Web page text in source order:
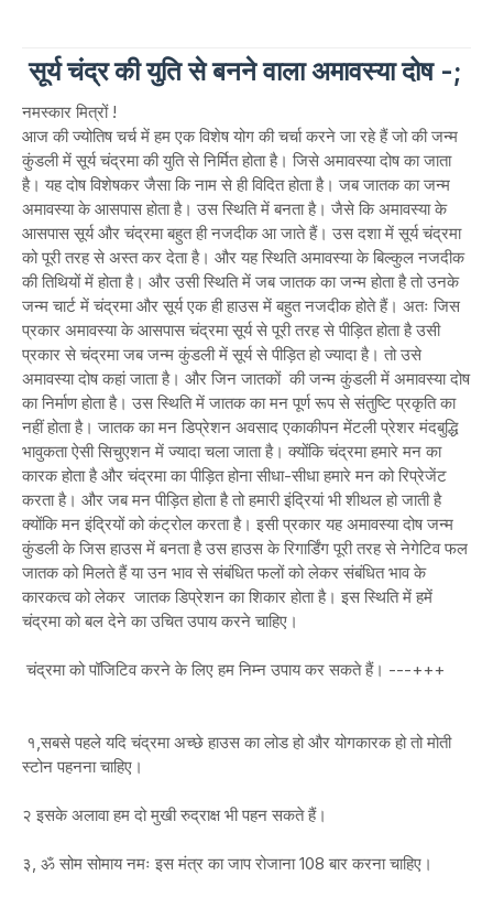
सूर्य चंद्र की युति से बनने वाला अमावस्या दोष -;
नमस्कार मित्रों !
आज की ज्योतिष चर्च में हम एक विशेष योग की चर्चा करने जा रहे हैं जो की जन्म
कुंडली में सूर्य चंद्रमा की युति से निर्मित होता है। जिसे अमावस्या दोष का जाता
है। यह दोष विशेषकर जैसा कि नाम से ही विदित होता है। जब जातक का जन्म
अमावस्या के आसपास होता है। उस स्थिति में बनता है। जैसे कि अमावस्या के
आसपास सूर्य और चंद्रमा बहुत ही नजदीक आ जाते हैं। उस दशा में सूर्य चंद्रमा
को पूरी तरह से अस्त कर देता है। और यह स्थिति अमावस्या के बिल्कुल नजदीक
की तिथियों में होता है। और उसी स्थिति में जब जातक का जन्म होता है तो उनके
जन्म चार्ट में चंद्रमा और सूर्य एक ही हाउस में बहुत नजदीक होते हैं। अतः जिस
प्रकार अमावस्या के आसपास चंद्रमा सूर्य से पूरी तरह से पीड़ित होता है उसी
प्रकार से चंद्रमा जब जन्म कुंडली में सूर्य से पीड़ित हो ज्यादा है। तो उसे
अमावस्या दोष कहां जाता है। और जिन जातकों की जन्म कुंडली में अमावस्या दोष
का निर्माण होता है। उस स्थिति में जातक का मन पूर्ण रूप से संतुष्टि प्रकृति का
नहीं होता है। जातक का मन डिप्रेशन अवसाद एकाकीपन मेंटली प्रेशर मंदबुद्धि
भावुकता ऐसी सिचुएशन में ज्यादा चला जाता है। क्योंकि चंद्रमा हमारे मन का
कारक होता है और चंद्रमा का पीड़ित होना सीधा-सीधा हमारे मन को रिप्रेजेंट
करता है। और जब मन पीड़ित होता है तो हमारी इंद्रियां भी शीथल हो जाती है
क्योंकि मन इंद्रियों को कंट्रोल करता है। इसी प्रकार यह अमावस्या दोष जन्म
कुंडली के जिस हाउस में बनता है उस हाउस के रिगार्डिंग पूरी तरह से नेगेटिव फल
जातक को मिलते हैं या उन भाव से संबंधित फलों को लेकर संबंधित भाव के
कारकत्व को लेकर जातक डिप्रेशन का शिकार होता है। इस स्थिति में हमें
चंद्रमा को बल देने का उचित उपाय करने चाहिए।
चंद्रमा को पॉजिटिव करने के लिए हम निम्न उपाय कर सकते हैं। ---+++
१,सबसे पहले यदि चंद्रमा अच्छे हाउस का लोड हो और योगकारक हो तो मोती
स्टोन पहनना चाहिए।
२ इसके अलावा हम दो मुखी रुद्राक्ष भी पहन सकते हैं।
३, ॐ सोम सोमाय नमः इस मंत्र का जाप रोजाना 108 बार करना चाहिए।